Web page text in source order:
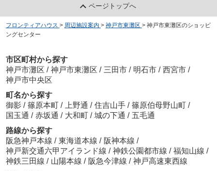
ページトップへ
フロンティアハウス > 周辺施設案内 > 神戸市東灘区 > 神戸市東灘区のショッピ
ングセンター
市区町村から探す
神戸市灘区 / 神戸市東灘区 / 三田市 / 明石市 / 西宮市 /
神戸市中央区
町名から探す
御影 / 篠原本町 / 上野通 / 住吉山手 / 篠原伯母野山町 /
国玉通 / 赤坂通 / 大和町 / 城の下通 / 五毛通
路線から探す
阪急神戸本線 / 東海道本線 / 阪神本線 /
神戸新交通六甲アイランド線 / 神鉄公園都市線 / 福知山線 /
神鉄三田線 / 山陽本線 / 阪急今津線 / 神戸高速東西線